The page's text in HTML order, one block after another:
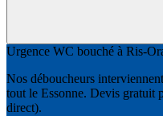
Urgence WC bouché à Ris-
Nos déboucheurs
tout le Essonne. Devis gratuit
direct).